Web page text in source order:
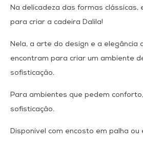
Na delicadeza das formas clássicas,
para criar a cadeira Dalila!
Nela, a arte do design e a elegância
encontram para criar um ambiente
sofisticação.
Para ambientes que pedem
sofisticação.
Disponível com encosto em palha ou